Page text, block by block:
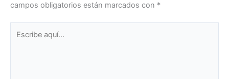
campos obligatorios están marcados con *
aquí...